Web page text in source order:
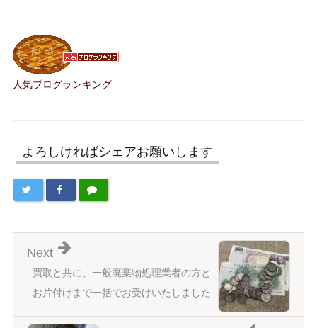
人気ブログランキング
よろしければシェアお願いします
買取と共に、一般廃棄物処理業者の方と
お片付けまで一括でお受けいたしました
Next